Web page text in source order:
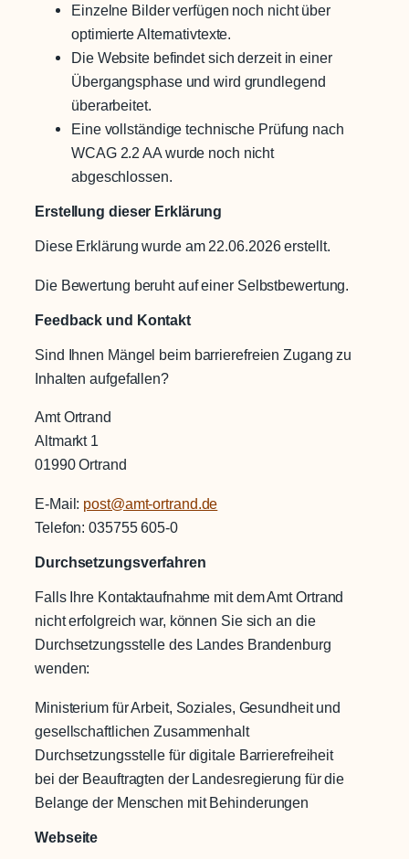
Einzelne Bilder verfügen noch nicht über
optimierte Alternativtexte.
Die Website befindet sich derzeit in einer
Übergangsphase und wird grundlegend
überarbeitet.
Eine vollständige technische Prüfung nach
WCAG 2.2 AA wurde noch nicht
abgeschlossen.
Erstellung dieser Erklärung
Diese Erklärung wurde am 22.06.2026 erstellt.
Die Bewertung beruht auf einer Selbstbewertung.
Feedback und Kontakt
Sind Ihnen Mängel beim barrierefreien Zugang zu
Inhalten aufgefallen?
Amt Ortrand
Altmarkt 1
01990 Ortrand
E-Mail: post@amt-ortrand.de
Telefon: 035755 605-0
Durchsetzungsverfahren
Falls Ihre Kontaktaufnahme mit dem Amt Ortrand
nicht erfolgreich war, können Sie sich an die
Durchsetzungsstelle des Landes Brandenburg
wenden:
Ministerium für Arbeit, Soziales, Gesundheit und
gesellschaftlichen Zusammenhalt
Durchsetzungsstelle für digitale Barrierefreiheit
bei der Beauftragten der Landesregierung für die
Belange der Menschen mit Behinderungen
Webseite